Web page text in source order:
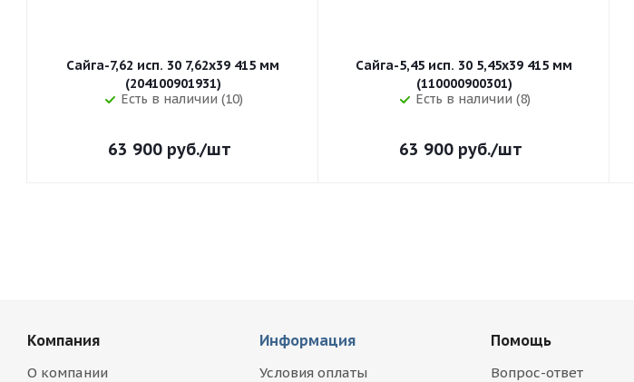
Сайга-7,62 исп. 30 7,62x39 415 мм
(204100901931)
Есть в наличии (10)
63 900 руб./шт
Сайга-5,45 исп. 30 5,45x39 415 мм
(110000900301)
Есть в наличии (8)
63 900 руб./шт
Компания
О компании
Информация
Условия оплаты
Помощь
Вопрос-ответ